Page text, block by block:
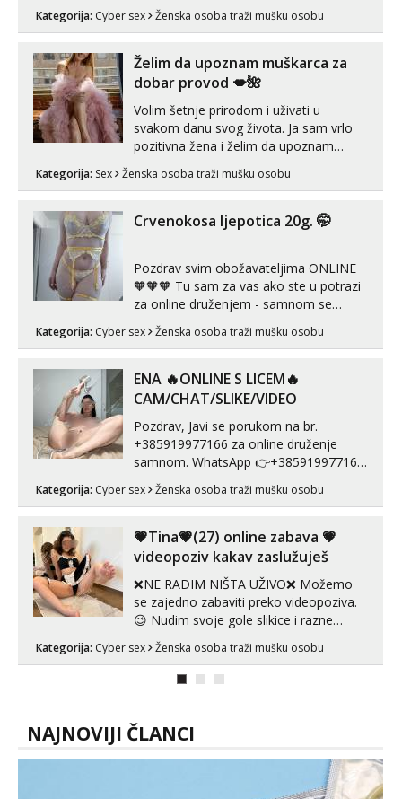
vidio, čista ŠESTICA! A usne? O usnama
bolje da ni ne pričam. Prave pune usne
vjeruj mi, takve još nisi vidio. Uvijek sam
spremna za ONLOINE zabavu...
Kategorija: Cyber sex Ženska osoba traži mušku osobu
Želim da upoznam muškarca za
dobar provod 💋🌺
Volim šetnje prirodom i uživati u
svakom danu svog života. Ja sam vrlo
pozitivna žena i želim da upoznam
može i nešto više.💋🌺 Klikni na link
Kategorija: Sex Ženska osoba traži mušku osobu
Crvenokosa ljepotica 20g. 🤭
Pozdrav svim obožavateljima ONLINE
🧡🧡🧡 Tu sam za vas ako ste u potrazi
za online druženjem - samnom se
možete zabaviti preko videopoziva, ili
ako vam nisam dovoljna radim i u paru i
😉 Radim i vruća tipkanja uz slike i hot
line pozive. Za vas sam pripremila ...
Kategorija: Cyber sex Ženska osoba traži mušku osobu
ENA 🔥ONLINE S LICEM🔥
CAM/CHAT/SLIKE/VIDEO
Pozdrav, Javi se porukom na br.
+385919977166 za online druženje
samnom. WhatsApp 👉+385919977166
Telegram 👉@enafriedrichkis Radim
videopozive s licem, solo i s partnerom,
kombinacije halteri, haljine, štikle,
samostojeće itd. Nudim svakakva videa
seksa, puš...
Kategorija: Cyber sex Ženska osoba traži mušku osobu
💗Tina💗(27) online zabava 💗
videopoziv kakav zaslužuješ
❌NE RADIM NIŠTA UŽIVO❌ Možemo
se zajedno zabaviti preko videopoziva.
😉 Nudim svoje gole slikice i razne
videouradke. 🤩 Za online zabavu pošalji
poruku na Whatsapp, Telegram ili Viber.
Kategorija: Cyber sex Ženska osoba traži mušku osobu
NAJNOVIJI ČLANCI